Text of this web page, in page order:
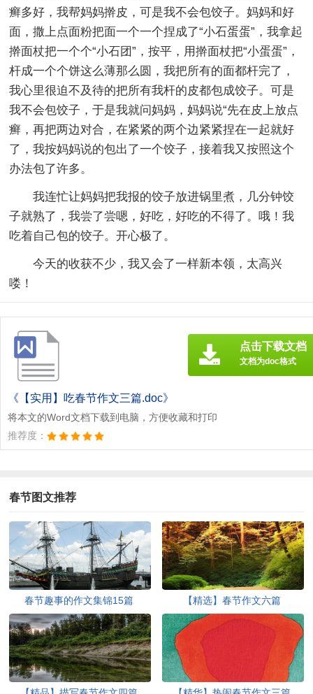
癣多好，我帮妈妈擀皮，可是我不会包饺子。妈妈和好
面，撒上点面粉把面一个一个捏成了“小石蛋蛋”，我拿起
擀面杖把一个个“小石团”，按平，用擀面杖把“小蛋蛋”，
杆成一个个饼这么薄那么圆，我把所有的面都杆完了，
我心里很迫不及待的把所有我杆的皮都包成饺子。可是
我不会包饺子，于是我就问妈妈，妈妈说“先在皮上放点
癣，再把两边对合，在紧紧的两个边紧紧捏在一起就好
了，我按妈妈说的包出了一个饺子，接着我又按照这个
办法包了许多。
我连忙让妈妈把我报的饺子放进锅里煮，几分钟饺
子就熟了，我尝了尝嗯，好吃，好吃的不得了。哦！我
吃着自己包的饺子。开心极了。
今天的收获不少，我又会了一样新本领，太高兴
喽！
《【实用】吃春节作文三篇.doc》
将本文的Word文档下载到电脑，方便收藏和打印
推荐度：
点击下载文档
文档为doc格式
春节图文推荐
春节趣事的作文集锦15篇 【精选】春节作文六篇